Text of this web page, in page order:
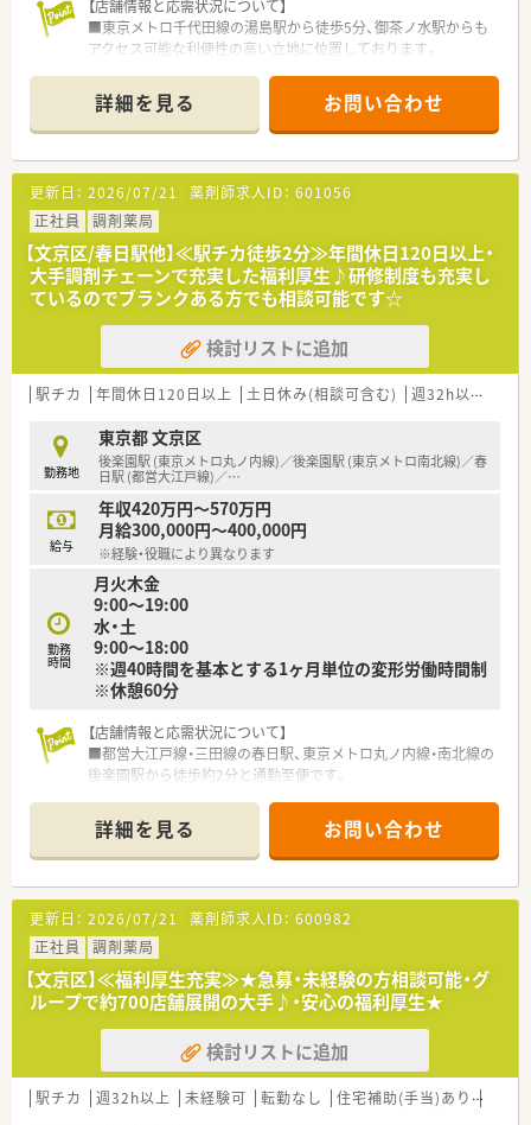
■消滅してしまう有給休暇を会社が買い取る「有給救済制度」を
導入しており、従業員の権利と利益を最大限に尊重しています。
■「会社生活を楽しんでほしい」という想いから、新年会や懇親
す。
【店舗情報と応需状況について】
■東京メトロ千代田線の湯島駅から徒歩5分、御茶ノ水駅からも
アクセス可能な利便性の高い立地に位置しております。
から100枚ほど応需しており、幅広い知識を習得できます。
■薬剤師8名と事務4名のゆとりある人員体制を整えており、一
人あたりの処方箋枚数を抑えることで丁寧な対応が可能です。
【法人特徴について】
■全国に350店舗以上の多彩な形態の店舗を展開する東証プラ
イム上場企業で、安定した経営基盤と成長性が大きな魅力です。
■「座りカウンター」を導入し、患者様とじっくり向き合う服薬
指導と薬剤師の身体的負担軽減の両立を企業として推進してい
ます。
■在宅医療には25年前から注力しており、実施率90%を誇る豊
富な実績とノウハウを活かした地域密着の医療を提供します。
【求人情報について】
■管理薬剤師候補として年収570万円から最大700万円までの高
■年間休日は120日以上を確保しており、ワークライフバランス
を重視しながら正社員として長期的に安定して働けます。
■認定薬剤師の取得支援制度や豊富な研修プログラムが用意さ
れており、働きながら専門性を高めたい方に最適な環境です。
【職場環境と雰囲気】
■教育基幹店として新人配属も行われる店舗のため、教育体制が
非常に充実しており、教え合い助け合う文化が根付いています。
■最新の監査システムを積極的に導入しており、人的ミスを未然
に防ぐことで薬剤師が安心して業務に集中できる環境です。
■40代を中心に幅広い年代のスタッフが活躍しており、大手な
らではの安定感と地域密着のアットホームな雰囲気が融合して
います。
詳細を見る お問い合わせ
更新日： 2026/07/21 薬剤師求人ID： 601056
正社員
調剤薬局
【文京区/春日駅他】≪駅チカ徒歩2分≫年間休日120日以上・
大手調剤チェーンで充実した福利厚生♪研修制度も充実し
ているのでブランクある方でも相談可能です☆
検討リストに追加
駅チカ 年間休日120日以上 土日休み(相談可含む) 週32h以上
勤務地
東京都 文京区
後楽園駅 (東京メトロ丸ノ内線)／後楽園駅 (東京メトロ南北線)／春
日駅 (都営大江戸線)／…
給与
年収420万円～570万円
月給300,000円～400,000円
※経験・役職により異なります
勤務
時間
月火木金
9:00～19:00
水・土
9:00～18:00
※週40時間を基本とする1ヶ月単位の変形労働時間制
※休憩60分
【店舗情報と応需状況について】
■都営大江戸線・三田線の春日駅、東京メトロ丸ノ内線・南北線の
後楽園駅から徒歩約2分と通勤至便です。
応と幅広く、1日平均130～140枚の処方箋を応需しています。
■薬剤師は常時4名体制、事務スタッフも4名在籍しており、協力
しながら業務を進めています。
【法人特徴について】
■福岡県に本社を置き、全国43都道府県に調剤薬局をチェーン
展開しており、安定した経営基盤を持っています。
■医療機関の開業支援も手掛けており、医療機関との良好な関係
構築と積極的な「医薬連携」を推進しています。
■健康サポート薬局の届出数は全国1位で、地域住民の要望や健
康に貢献するかかりつけ薬局を目指しています。
【職場環境と雰囲気】
■全店舗でピッキングサポートシステムを標準導入しており、過
詳細を見る お問い合わせ
更新日： 2026/07/21 薬剤師求人ID： 600982
正社員
調剤薬局
【文京区】≪福利厚生充実≫★急募・未経験の方相談可能・グ
ループで約700店舗展開の大手♪・安心の福利厚生★
検討リストに追加
駅チカ 週32h以上 未経験可 転勤なし 住宅補助(手当)あり